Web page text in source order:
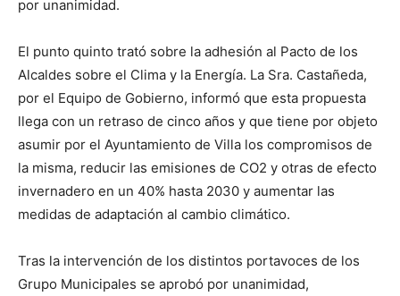
por unanimidad.
El punto quinto trató sobre la adhesión al Pacto de los
Alcaldes sobre el Clima y la Energía. La Sra. Castañeda,
por el Equipo de Gobierno, informó que esta propuesta
llega con un retraso de cinco años y que tiene por objeto
asumir por el Ayuntamiento de Villa los compromisos de
la misma, reducir las emisiones de CO2 y otras de efecto
invernadero en un 40% hasta 2030 y aumentar las
medidas de adaptación al cambio climático.
Tras la intervención de los distintos portavoces de los
Grupo Municipales se aprobó por unanimidad,